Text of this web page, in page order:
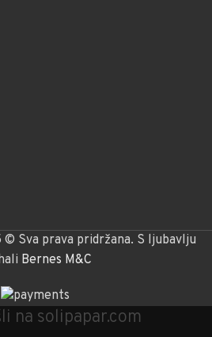
© Sva prava pridržana. S ljubavlju
Bernes M&C
na solipapar.com